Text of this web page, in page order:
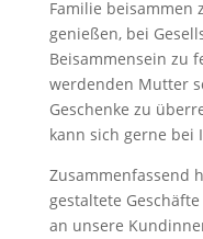
Familie beisammen
genießen, bei
Beisammensein zu
werdenden Mutter
Geschenke zu
kann sich gerne bei
Zusammenfassend
gestaltete
an unsere